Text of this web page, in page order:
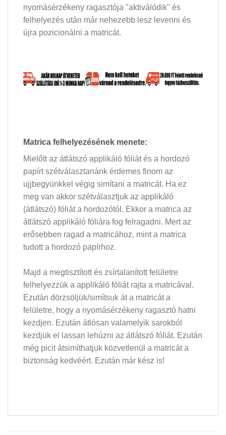
nyomásérzékeny ragasztója "aktiválódik" és
felhelyezés után már nehezebb lesz levenni és
újra pozicionálni a matricát.
Matrica felhelyezésének menete:
Mielőtt az átlátszó applikáló fóliát és a hordozó
papírt szétválasztanánk érdemes finom az
ujjbegyünkkel végig simítani a matricát. Ha ez
meg van akkor szétválasztjuk az applikáló
(átlátszó) fóliát a hordozótól. Ekkor a matrica az
átlátszó applikáló fóliára fog felragadni. Mert az
erősebben ragad a matricához, mint a matrica
tudott a hordozó papírhoz.
Majd a megtisztított és zsírtalanított felületre
felhelyezzük a applikáló fóliát rajta a matricával.
Ezután dörzsöljük/simítsuk át a matricát a
felületre, hogy a nyomásérzékeny ragasztó hatni
kezdjen. Ezután átlósan valamelyik sarokból
kezdjük el lassan lehúzni az átlátszó fóliát. Ezután
még picit átsimíthatjuk közvetlenül a matricát a
biztonság kedvéért. Ezután már kész is!